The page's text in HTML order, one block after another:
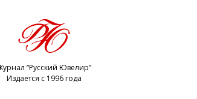
“Русский Ювелир”
Издается с 1996 года